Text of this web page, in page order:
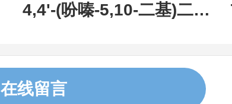
4,4'-(吩嗪-5,10-二基)二苯
甲腈，CAS:1638702-80-
3，常备现货，科研产品，
在线留言